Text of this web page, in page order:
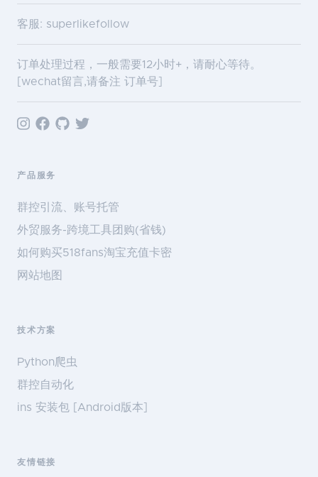
客服: superlikefollow
订单处理过程，一般需要12小时+，请耐心等待。
[wechat留言,请备注 订单号]
产品服务
群控引流、账号托管
外贸服务-跨境工具团购(省钱)
如何购买518fans淘宝充值卡密
网站地图
技术方案
Python爬虫
群控自动化
ins 安装包 [Android版本]
友情链接